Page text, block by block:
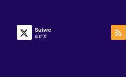
Suivre
sur X